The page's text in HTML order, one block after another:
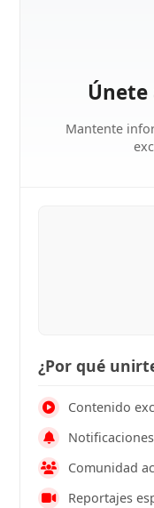
Mantente
¿Por qué
Contenido
Comunidad
Reportajes